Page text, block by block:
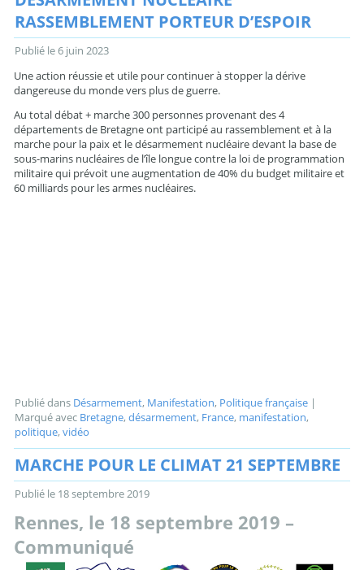
RASSEMBLEMENT PORTEUR D’ESPOIR
Publié le6 juin 2023
Une action réussie et utile pour continuer à stopper la dérive
dangereuse du monde vers plus de guerre.
Au total débat + marche 300 personnes provenant des 4
départements de Bretagne ont participé au rassemblement et à la
marche pour la paix et le désarmement nucléaire devant la base de
sous-marins nucléaires de l’île longue contre la loi de programmation
militaire qui prévoit une augmentation de 40% du budget militaire et
60 milliards pour les armes nucléaires.
Publié dans Désarmement, Manifestation, Politique française |
Marqué avec Bretagne,désarmement, France, manifestation,
politique,vidéo
MARCHE POUR LE CLIMAT 21 SEPTEMBRE
Publié le 18 septembre 2019
Rennes, le 18 septembre 2019 –
Communiqué